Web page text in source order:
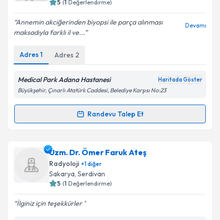
Kişisel verilerimin işlenmesine ilişkin
Metni'ni okudum ve kişisel verilerimin belirtilen
kapsamda işlenmesini kabul ediyorum.
Takvim Talebini Gönder
5 (1 Değerlendirme)
Annemin akciğerinden biyopsi ile parça alınması
maksadıyla farklı il ve...
Devamı
Adres 1 Adres 2
Medical Park Adana Hastanesi Haritada Göster
Büyükşehir, Çınarlı Atatürk Caddesi, Belediye Karşısı No:23
Randevu Talep Et
Randevu Takvimi Talebi
Doç. Dr. Sinan Sözütokiçin randevu takvimi talebi
oluşturun. Size bu uzmandan randevu almanız için bir
takvim hazırlandığında e-posta ile bilgilendireceğiz.
Uzm. Dr. Ömer Faruk Ateş
Radyoloji +1diğer
Sakarya, Serdivan
5 (1 Değerlendirme)
İlginiz için teşekkürler ️